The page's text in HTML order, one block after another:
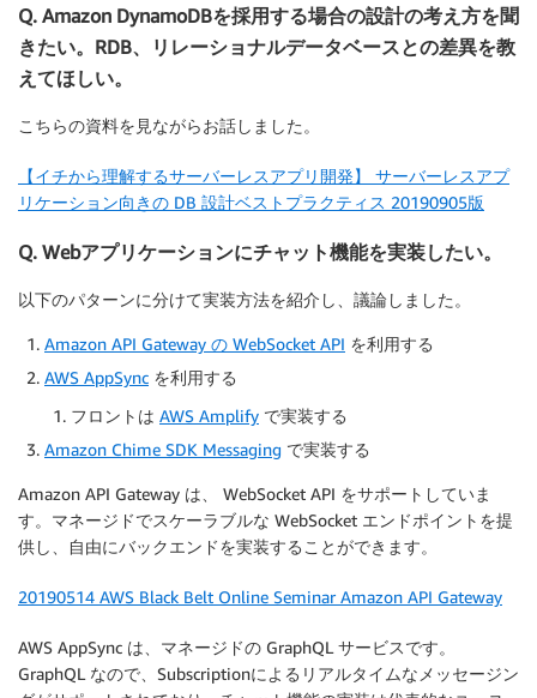
Q. Amazon DynamoDBを採用する場合の設計の考え方を聞
きたい。RDB、リレーショナルデータベースとの差異を教
えてほしい。
こちらの資料を見ながらお話しました。
【イチから理解するサーバーレスアプリ開発】 サーバーレスアプ
リケーション向きの DB 設計ベストプラクティス 20190905版
Q. Webアプリケーションにチャット機能を実装したい。
以下のパターンに分けて実装方法を紹介し、議論しました。
Amazon API Gateway の WebSocket API を利用する
AWS AppSync を利用する
フロントは AWS Amplify で実装する
Amazon Chime SDK Messaging で実装する
Amazon API Gateway は、 WebSocket API をサポートしていま
す。マネージドでスケーラブルな WebSocket エンドポイントを提
供し、自由にバックエンドを実装することができます。
20190514 AWS Black Belt Online Seminar Amazon API Gateway
AWS AppSync は、マネージドの GraphQL サービスです。
GraphQL なので、Subscriptionによるリアルタイムなメッセージン